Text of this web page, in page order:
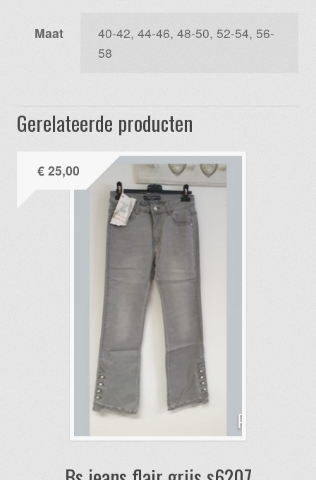
Maat
40-42, 44-46, 48-50, 52-54, 56-
58
Gerelateerde producten
€25,00